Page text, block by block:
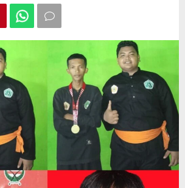
Kejuaraan
Sakera
Cup
2025